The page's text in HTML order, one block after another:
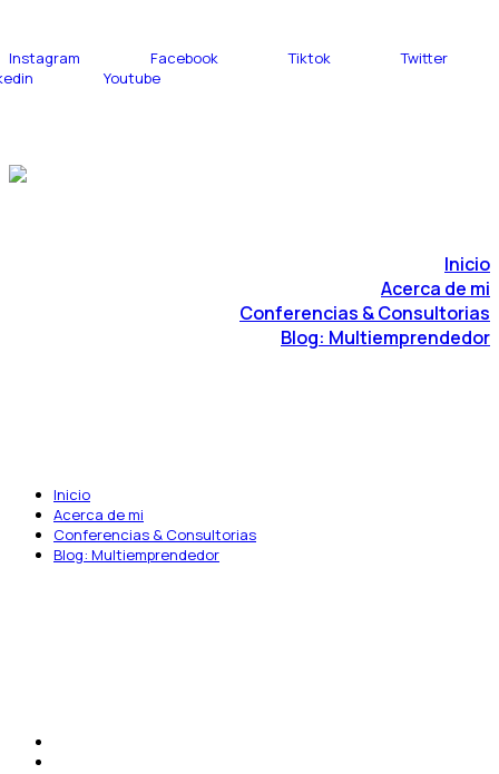
Instagram
Facebook Tiktok
Twitter
Youtube
Inicio
Acerca de mi
Conferencias & Consultorias
Blog: Multiemprendedor
Inicio
Acerca de mi
Conferencias & Consultorias
Blog: Multiemprendedor